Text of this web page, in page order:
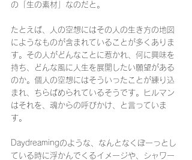
の「生の素材」なのだと。
たとえば、人の空想にはその人の生き方の地図
にようなものが含まれていることが多くありま
す。その人がどんなことに惹かれ、何に興味を
持ち、どんな風に人生を展開したい願望がある
のか。個人の空想にはそういったことが練り込
まれ、ちらばめられているそうです。ヒルマン
はそれを、魂からの呼びかけ、と言っていま
す。
Daydreamingのような、なんとなくぼーっとし
ている時に浮かんでくるイメージや、シャワー